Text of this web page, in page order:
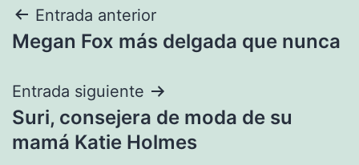
Navegación
de
entradas
Entrada anterior
Megan Fox más delgada que nunca
Entrada siguiente
Suri, consejera de moda de su
mamá Katie Holmes